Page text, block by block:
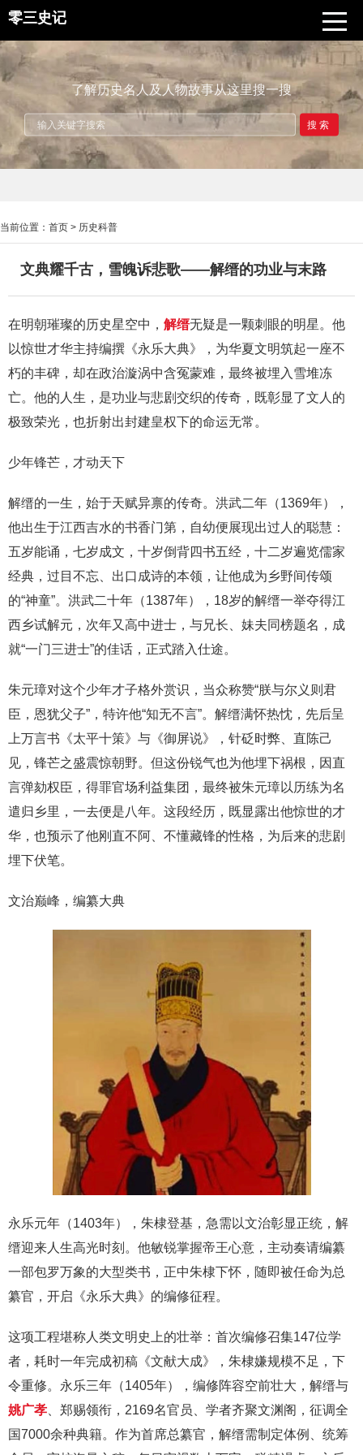
零三史记
了解历史名人及人物故事从这里搜一搜
搜索
当前位置： 首页 > 历史科普
文典耀千古，雪魄诉悲歌——解缙的功业与末路
在明朝璀璨的历史星空中， 解缙无疑是一颗刺眼的明星。他
以惊世才华主持编撰《永乐大典》，为华夏文明筑起一座不
朽的丰碑，却在政治漩涡中含冤蒙难，最终被埋入雪堆冻
亡。他的人生，是功业与悲剧交织的传奇，既彰显了文人的
极致荣光，也折射出封建皇权下的命运无常。
少年锋芒，才动天下
解缙的一生，始于天赋异禀的传奇。洪武二年（1369年），
他出生于江西吉水的书香门第，自幼便展现出过人的聪慧：
五岁能诵，七岁成文，十岁倒背四书五经，十二岁遍览儒家
经典，过目不忘、出口成诗的本领，让他成为乡野间传颂
的“神童”。洪武二十年（1387年），18岁的解缙一举夺得江
西乡试解元，次年又高中进士，与兄长、妹夫同榜题名，成
就“一门三进士”的佳话，正式踏入仕途。
朱元璋对这个少年才子格外赏识，当众称赞“朕与尔义则君
臣，恩犹父子”，特许他“知无不言”。解缙满怀热忱，先后呈
上万言书《太平十策》与《御屏说》，针砭时弊、直陈己
见，锋芒之盛震惊朝野。但这份锐气也为他埋下祸根，因直
言弹劾权臣，得罪官场利益集团，最终被朱元璋以历练为名
遣归乡里，一去便是八年。这段经历，既显露出他惊世的才
华，也预示了他刚直不阿、不懂藏锋的性格，为后来的悲剧
埋下伏笔。
文治巅峰，编纂大典
永乐元年（1403年），朱棣登基，急需以文治彰显正统，解
缙迎来人生高光时刻。他敏锐掌握帝王心意，主动奏请编纂
一部包罗万象的大型类书，正中朱棣下怀，随即被任命为总
纂官，开启《永乐大典》的编修征程。
这项工程堪称人类文明史上的壮举：首次编修召集147位学
者，耗时一年完成初稿《文献大成》，朱棣嫌规模不足，下
令重修。永乐三年（1405年），编修阵容空前壮大，解缙与
姚广孝 、郑赐领衔，2169名官员、学者齐聚文渊阁，征调全
国7000余种典籍。作为首席总纂官，解缙需制定体例、统筹